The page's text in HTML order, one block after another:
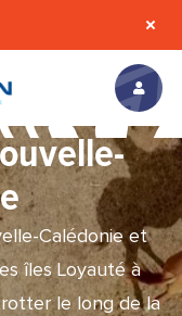
contenu principal
Calédonie et
îles Loyauté à
le long de la